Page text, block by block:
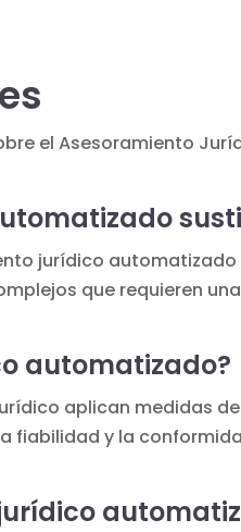
el Asesoramiento
jurídico
que requieren
automatizado?
aplican medidas de
fiabilidad y la